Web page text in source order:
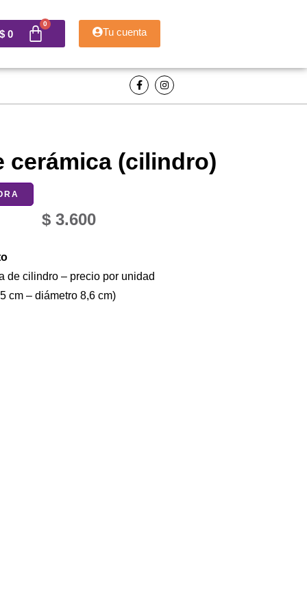
$ 0 Tu cuenta
F
a
c
e
-
I
n
s
t
m
cerámica (cilindro)
$ 3.600
de cilindro – precio por unidad
cm – diámetro 8,6 cm)